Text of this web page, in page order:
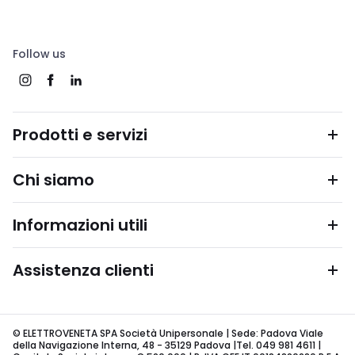
Follow us
Prodotti e servizi
Chi siamo
Informazioni utili
Assistenza clienti
© ELETTROVENETA SPA Società Unipersonale | Sede: Padova Viale
della Navigazione Interna, 48 - 35129 Padova |Tel. 049 981 4611 |